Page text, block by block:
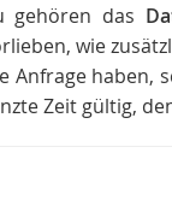
gehören das
wie
Anfrage haben,
Zeit gültig,